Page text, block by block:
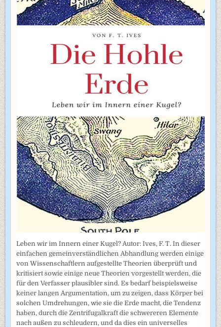
Leben wir im Innern einer Kugel? Autor: Ives, F. T. In dieser
einfachen gemeinverständlichen Abhandlung werden einige
von Wissenschaftlern aufgestellte Theorien überprüft und
kritisiert sowie einige neue Theorien vorgestellt werden, die
für den Verfasser plausibler sind. Es bedarf beispielsweise
keiner langen Argumentation, um zu zeigen, dass Körper bei
solchen Umdrehungen, wie sie die Erde macht, die Tendenz
haben, durch die Zentrifugalkraft die schwereren Elemente
nach außen zu schleudern, und da dies ein universelles